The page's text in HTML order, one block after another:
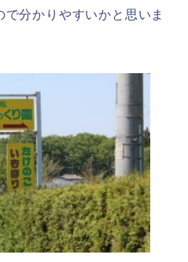
分かりやすいかと思いま